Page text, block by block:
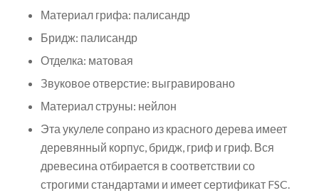
Материал грифа: палисандр
Бридж: палисандр
Отделка: матовая
Звуковое отверстие: выгравировано
Материал струны: нейлон
Эта укулеле сопрано из красного дерева имеет
деревянный корпус, бридж, гриф и гриф. Вся
древесина отбирается в соответствии со
строгими стандартами и имеет сертификат FSC.